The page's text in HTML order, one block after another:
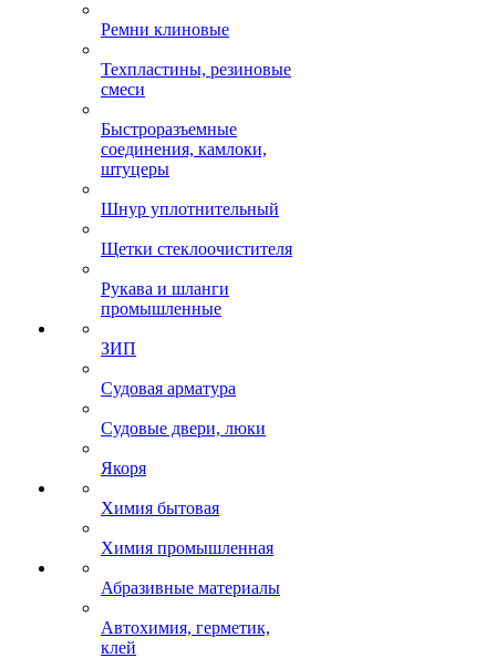
Ремни клиновые
Техпластины, резиновые
смеси
Быстроразъемные
соединения, камлоки,
штуцеры
Шнур уплотнительный
Щетки стеклоочистителя
Рукава и шланги
промышленные
ЗИП
Судовая арматура
Судовые двери, люки
Якоря
Химия бытовая
Химия промышленная
Абразивные материалы
Автохимия, герметик,
клей